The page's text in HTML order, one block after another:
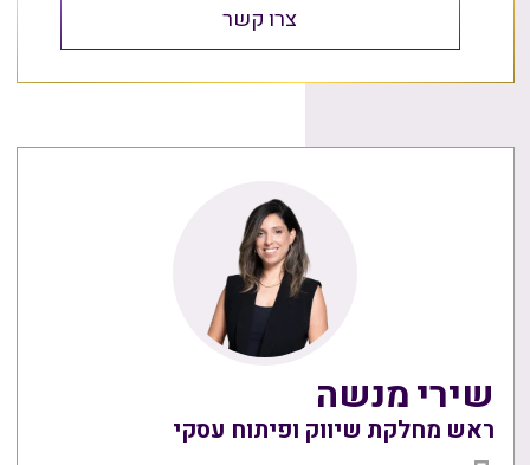
צרו קשר
שירי מנשה
ראש מחלקת שיווק ופיתוח עסקי